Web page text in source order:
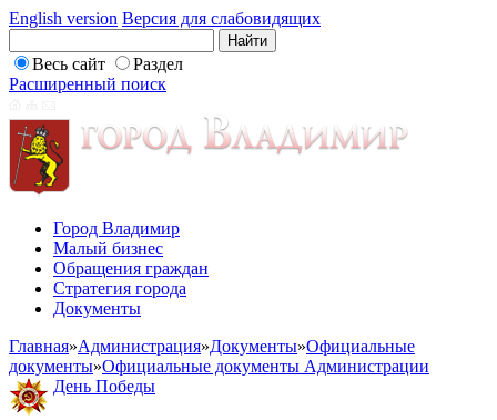
English version Версия для слабовидящих
Весь сайт
Раздел
Расширенный поиск
Город Владимир
Малый бизнес
Обращения граждан
Стратегия города
Документы
Главная»Администрация»Документы»Официальные
документы»Официальные документы Администрации
День Победы